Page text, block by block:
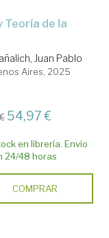
Juan Pablo
Aires, 2025
54,97 €
en librería. Envío
24/48 horas
COMPRAR